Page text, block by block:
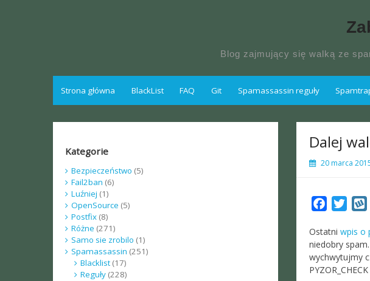
Blog zajmujący się walką ze
Strona główna BlackList FAQ Git Spamassassin reguły
Dalej
20 marca
Facebook
Ostatni wpis o
niedobry
wychwytujmy
PYZOR_CHECK
Kategorie
Bezpieczeństwo (5)
Fail2ban (6)
Luźniej (1)
OpenSource (5)
Postfix(8)
Różne (271)
Samo sie zrobilo (1)
Spamassassin (251)
Blacklist(17)
Reguły(228)